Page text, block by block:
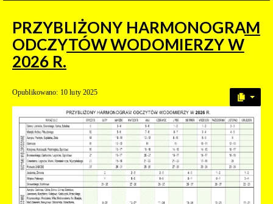
PRZYBLIŻONY HARMONOGRAM
ODCZYTÓW WODOMIERZY W
2026 R.
Opublikowano: 10 luty 2025